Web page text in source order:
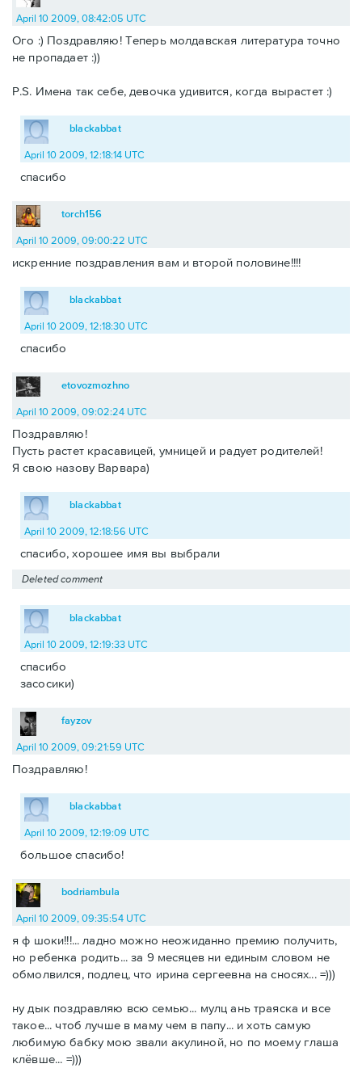
April 10 2009, 08:42:05 UTC
Ого :) Поздравляю! Теперь молдавская литература точно
не пропадает :))
P.S. Имена так себе, девочка удивится, когда вырастет :)
blackabbat
April 10 2009, 12:18:14 UTC
спасибо
torch156
April 10 2009, 09:00:22 UTC
искренние поздравления вам и второй половине!!!!
blackabbat
April 10 2009, 12:18:30 UTC
спасибо
etovozmozhno
April 10 2009, 09:02:24 UTC
Поздравляю!
Пусть растет красавицей, умницей и радует родителей!
Я свою назову Варвара)
blackabbat
April 10 2009, 12:18:56 UTC
спасибо, хорошее имя вы выбрали
Deleted comment
blackabbat
April 10 2009, 12:19:33 UTC
спасибо
засосики)
fayzov
April 10 2009, 09:21:59 UTC
Поздравляю!
blackabbat
April 10 2009, 12:19:09 UTC
большое спасибо!
bodriambula
April 10 2009, 09:35:54 UTC
я ф шоки!!!... ладно можно неожиданно премию получить,
но ребенка родить... за 9 месяцев ни единым словом не
обмолвился, подлец, что ирина сергеевна на сносях... =)))
ну дык поздравляю всю семью... мулц ань траяска и все
такое... чтоб лучше в маму чем в папу... и хоть самую
любимую бабку мою звали акулиной, но по моему глаша
клёвше... =)))